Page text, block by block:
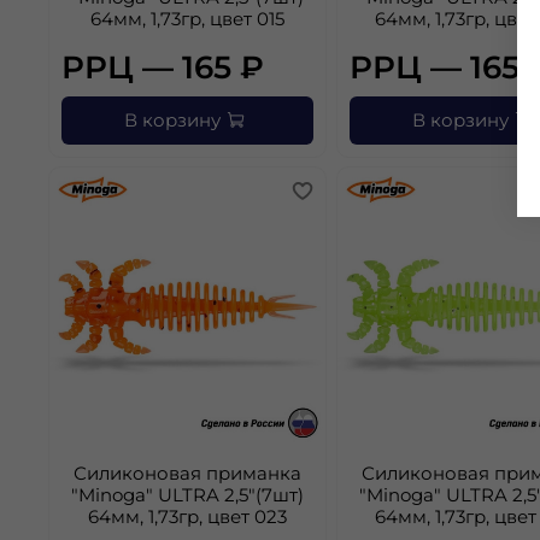
64мм, 1,73гр, цвет 015
РРЦ — 165 ₽
В корзину
64мм, 1,73гр, цвет
РРЦ — 165 ₽
В корзину
Силиконовая приманка
"Minoga" ULTRA 2,5"(7шт)
64мм, 1,73гр, цвет 023
Силиконовая
"Minoga" ULTRA
64мм, 1,73гр,